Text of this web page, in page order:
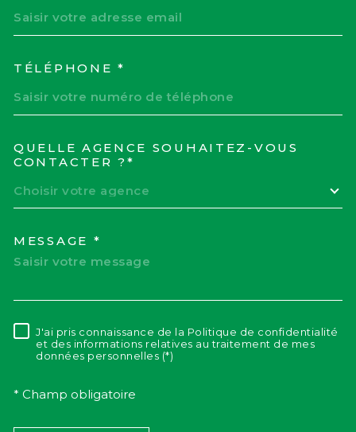
TÉLÉPHONE *
QUELLE AGENCE SOUHAITEZ-VOUS
CONTACTER ?*
Choisir votre agence
MESSAGE *
RÈGLEMENTATION
J'ai pris connaissance de la Politique de confidentialité
et des informations relatives au traitement de mes
données personnelles (*)
* Champ obligatoire